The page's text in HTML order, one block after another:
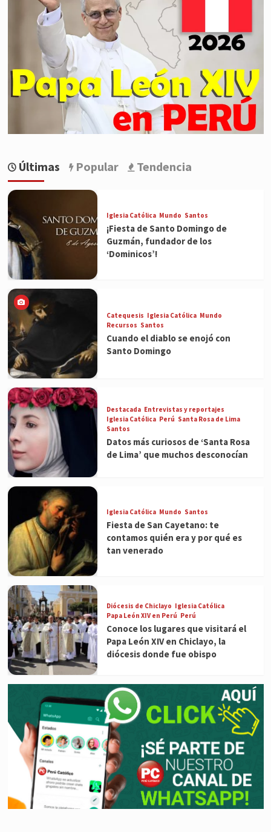
Últimas Popular Tendencia
Iglesia Católica Mundo Santos
¡Fiesta de Santo Domingo de
Guzmán, fundador de los
‘Dominicos’!
Catequesis Iglesia Católica Mundo
Recursos Santos
Cuando el diablo se enojó con
Santo Domingo
Destacada Entrevistas y reportajes
Iglesia Católica Perú Santa Rosa de Lima
Santos
Datos más curiosos de ‘Santa Rosa
de Lima’ que muchos desconocían
Iglesia Católica Mundo Santos
Fiesta de San Cayetano: te
contamos quién era y por qué es
tan venerado
Diócesis de Chiclayo Iglesia Católica
Papa León XIV en Perú Perú
Conoce los lugares que visitará el
Papa León XIV en Chiclayo, la
diócesis donde fue obispo